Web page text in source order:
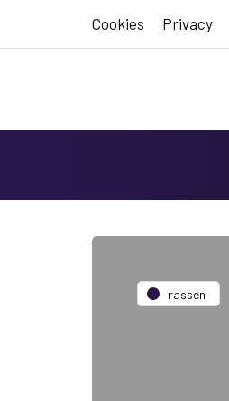
Cookies Privacy
rassen